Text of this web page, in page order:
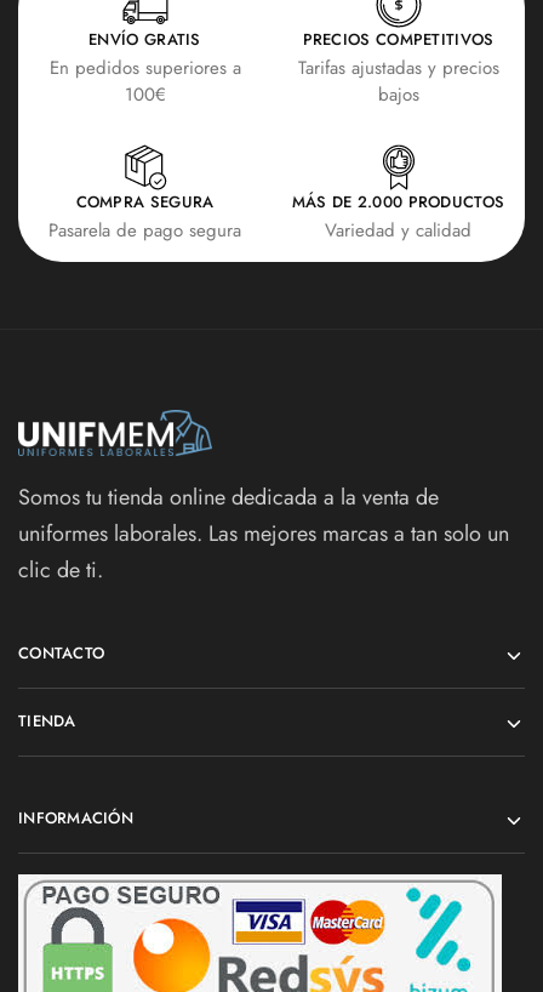
ENVÍO GRATIS
En pedidos superiores a
100€
PRECIOS COMPETITIVOS
Tarifas ajustadas y precios
bajos
COMPRA SEGURA
Pasarela de pago segura
MÁS DE 2.000 PRODUCTOS
Variedad y calidad
Somos tu tienda online dedicada a la venta de
uniformes laborales. Las mejores marcas a tan solo un
clic de ti.
CONTACTO
TIENDA
INFORMACIÓN